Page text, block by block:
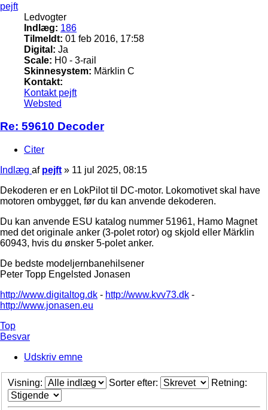
pejft
Ledvogter
Indlæg: 186
Tilmeldt: 01 feb 2016, 17:58
Digital: Ja
Scale: H0 - 3-rail
Skinnesystem: Märklin C
Kontakt:
Kontakt pejft
Websted
Re: 59610 Decoder
Citer
Indlæg af pejft » 11 jul 2025, 08:15
Dekoderen er en LokPilot til DC-motor. Lokomotivet skal have
motoren ombygget, før du kan anvende dekoderen.
Du kan anvende ESU katalog nummer 51961, Hamo Magnet
med det originale anker (3-polet rotor) og skjold eller Märklin
60943, hvis du ønsker 5-polet anker.
De bedste modeljernbanehilsener
Peter Topp Engelsted Jonasen
http://www.digitaltog.dk - http://www.kvv73.dk -
http://www.jonasen.eu
Top
Besvar
Udskriv emne
Visning: Sorter efter: Retning: